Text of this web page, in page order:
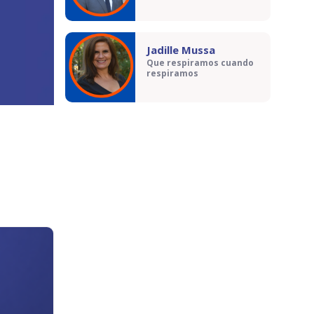
Jadille Mussa
Que respiramos cuando
respiramos